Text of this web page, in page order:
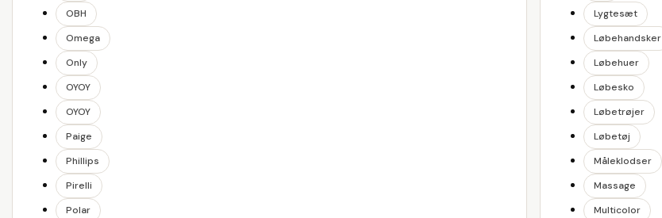
OBH
Omega
Only
OYOY
OYOY
Paige
Phillips
Pirelli
Polar
Lygtesæt
Løbehandsker
Løbehuer
Løbesko
Løbetrøjer
Løbetøj
Måleklodser
Massage
Multicolor